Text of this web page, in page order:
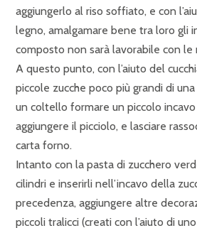
aggiungerlo al riso soffiato, e con
legno, amalgamare bene tra loro gli
composto non sarà lavorabile con le
A questo punto, con l’aiuto del
piccole zucche poco più grandi di
un coltello formare un piccolo
aggiungere il picciolo, e lasciare
carta forno.
Intanto con la pasta di zucchero
cilindri e inserirli nell’incavo della
precedenza, aggiungere altre
piccoli tralicci (creati con l’aiuto di